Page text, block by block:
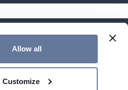
Allow all
Customize
OTA YHTEYTTÄ